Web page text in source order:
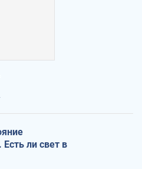
ли свет в